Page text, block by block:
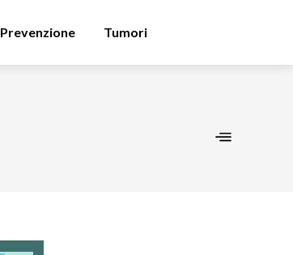
Prevenzione Tumori